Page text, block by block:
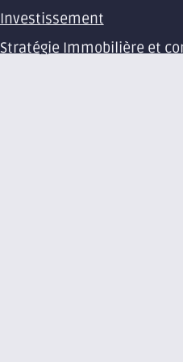
Investissement
Stratégie Immobilière et